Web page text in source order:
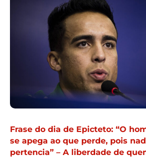
Frase do dia de Epicteto: “O
se apega ao que perde, pois
pertencia” – A liberdade de